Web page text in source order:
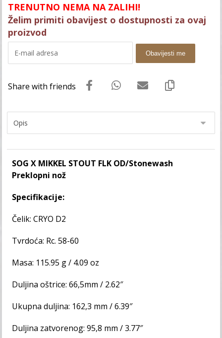
TRENUTNO NEMA NA ZALIHI!
Želim primiti obavijest o dostupnosti za ovaj
proizvod
Obavijesti me
SOG X MIKKEL STOUT FLK OD/Stonewash
Preklopni nož
Specifikacije:
Čelik: CRYO D2
Tvrdoća: Rc. 58-60
Masa: 115.95 g / 4.09 oz
Duljina oštrice: 66,5mm / 2.62″
Ukupna duljina: 162,3 mm / 6.39″
Duljina zatvorenog: 95,8 mm / 3.77″